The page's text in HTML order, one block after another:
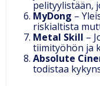
pelityylistään,
MyDong –
riskialtista
Metal Skill –
tiimityöhön ja
Absolute
todistaa